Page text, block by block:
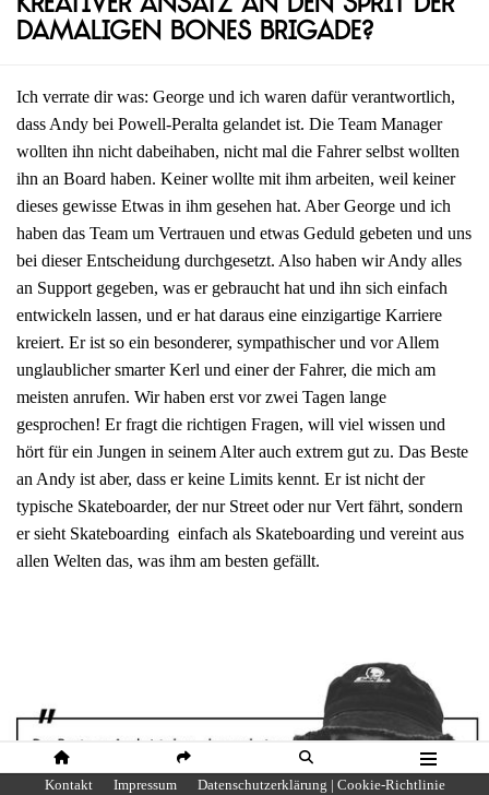
HOME SHARE SUCHE MENÜ
kreativer Ansatz an den Sprit der
damaligen Bones Brigade?
Ich verrate dir was: George und ich waren dafür verantwortlich,
dass Andy bei Powell-Peralta gelandet ist. Die Team Manager
wollten ihn nicht dabeihaben, nicht mal die Fahrer selbst wollten
ihn an Board haben. Keiner wollte mit ihm arbeiten, weil keiner
dieses gewisse Etwas in ihm gesehen hat. Aber George und ich
haben das Team um Vertrauen und etwas Geduld gebeten und uns
bei dieser Entscheidung durchgesetzt. Also haben wir Andy alles
an Support gegeben, was er gebraucht hat und ihn sich einfach
entwickeln lassen, und er hat daraus eine einzigartige Karriere
kreiert. Er ist so ein besonderer, sympathischer und vor Allem
unglaublicher smarter Kerl und einer der Fahrer, die mich am
meisten anrufen. Wir haben erst vor zwei Tagen lange
gesprochen! Er fragt die richtigen Fragen, will viel wissen und
hört für ein Jungen in seinem Alter auch extrem gut zu. Das Beste
an Andy ist aber, dass er keine Limits kennt. Er ist nicht der
typische Skateboarder, der nur Street oder nur Vert fährt, sondern
er sieht Skateboarding einfach als Skateboarding und vereint aus
allen Welten das, was ihm am besten gefällt.
Kontakt Impressum Datenschutzerklärung | Cookie-Richtlinie